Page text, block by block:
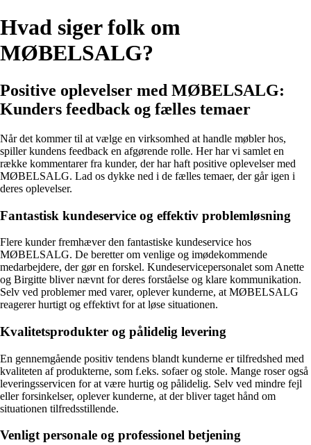
Hvad siger folk om
MØBELSALG?
Positive oplevelser med MØBELSALG:
Kunders feedback og fælles temaer
Når det kommer til at vælge en virksomhed at handle møbler hos,
spiller kundens feedback en afgørende rolle. Her har vi samlet en
række kommentarer fra kunder, der har haft positive oplevelser med
MØBELSALG. Lad os dykke ned i de fælles temaer, der går igen i
deres oplevelser.
Fantastisk kundeservice og effektiv problemløsning
Flere kunder fremhæver den fantastiske kundeservice hos
MØBELSALG. De beretter om venlige og imødekommende
medarbejdere, der gør en forskel. Kundeservicepersonalet som Anette
og Birgitte bliver nævnt for deres forståelse og klare kommunikation.
Selv ved problemer med varer, oplever kunderne, at MØBELSALG
reagerer hurtigt og effektivt for at løse situationen.
Kvalitetsprodukter og pålidelig levering
En gennemgående positiv tendens blandt kunderne er tilfredshed med
kvaliteten af produkterne, som f.eks. sofaer og stole. Mange roser også
leveringsservicen for at være hurtig og pålidelig. Selv ved mindre fejl
eller forsinkelser, oplever kunderne, at der bliver taget hånd om
situationen tilfredsstillende.
Venligt personale og professionel betjening